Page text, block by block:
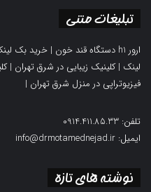
تبلیغات متنی
ارور h1 دستگاه قند خون | خرید بک
لینک |کلینیک زیبایی در شرق تهران |
فیزیوتراپی در منزل شرق تهران |
تلفن: 0914.411.85.33
ایمیل: info@drmotamednejad.ir
نوشته های تازه